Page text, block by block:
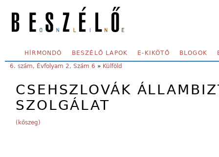
SECONDARY MENU
HÍRMONDÓ BESZÉLŐ LAPOK E-KIKÖTŐ BLOGOK
YOU ARE HERE:
6. szám, Évfolyam 2, Szám 6 » Külföld
CSEHSZLOVÁK
SZOLGÁLAT
(kőszeg)